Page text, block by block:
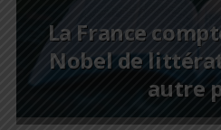
La France
Nobel de
autre